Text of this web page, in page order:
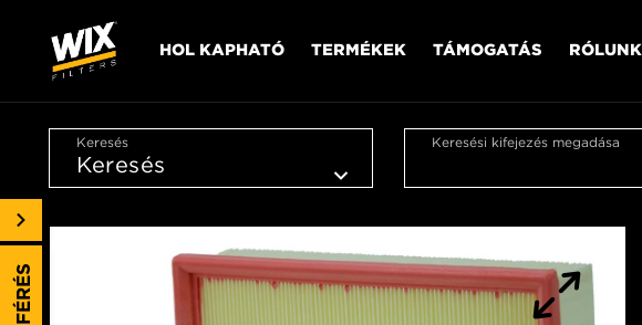
HOL KAPHATÓ TERMÉKEK TÁMOGATÁS RÓLUNK
Keresés Keresési kifejezés megadása